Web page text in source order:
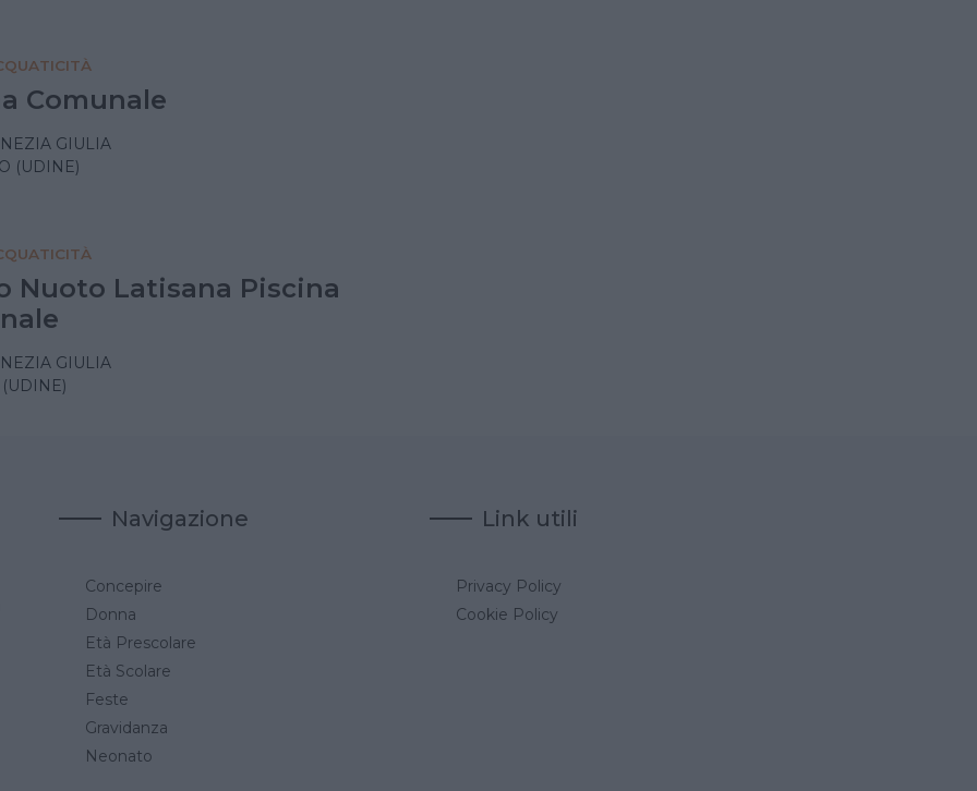
Comunale
GIULIA
(UDINE)
Nuoto Latisana Piscina
GIULIA
Navigazione
Concepire
Donna
Età Prescolare
Età Scolare
Feste
Gravidanza
Neonato
Link utili
Privacy Policy
Cookie Policy